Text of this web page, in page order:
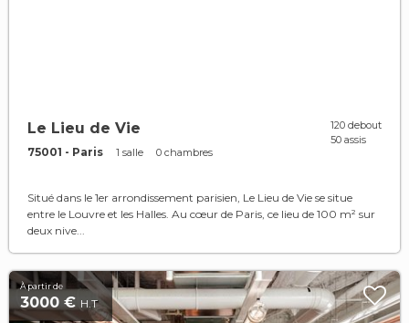
Le Lieu de Vie
75001 - Paris 1 salle 0 chambres
120 debout
50 assis
Situé dans le 1er arrondissement parisien, Le Lieu de Vie se situe
entre le Louvre et les Halles. Au cœur de Paris, ce lieu de 100 m² sur
deux nive...
À partir de
3000 € H.T